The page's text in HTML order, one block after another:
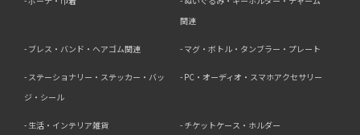
関連
ブレス・バンド・ヘアゴム関連 マグ・ボトル・タンブラー・プレート
ステーショナリー・ステッカー・バッ
ジ・シール
PC・オーディオ・スマホアクセサリー
生活・インテリア雑貨 チケットケース・ホルダー